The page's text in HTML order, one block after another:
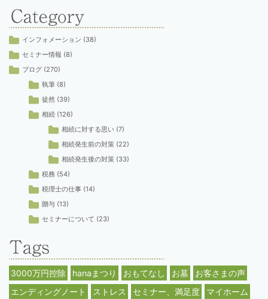
インフォメーション (38)
セミナー情報 (8)
ブログ (270)
執筆 (8)
徒然 (39)
相続 (126)
相続に対する思い (7)
相続発生前の対策 (22)
相続発生後の対策 (33)
税務 (54)
税理士の仕事 (14)
贈与 (13)
セミナーについて (23)
3000万円控除 hanaまつり おもてなし お墓
お客さまの声
エンディングノート
ストレス セミナー、満足度
マイホーム